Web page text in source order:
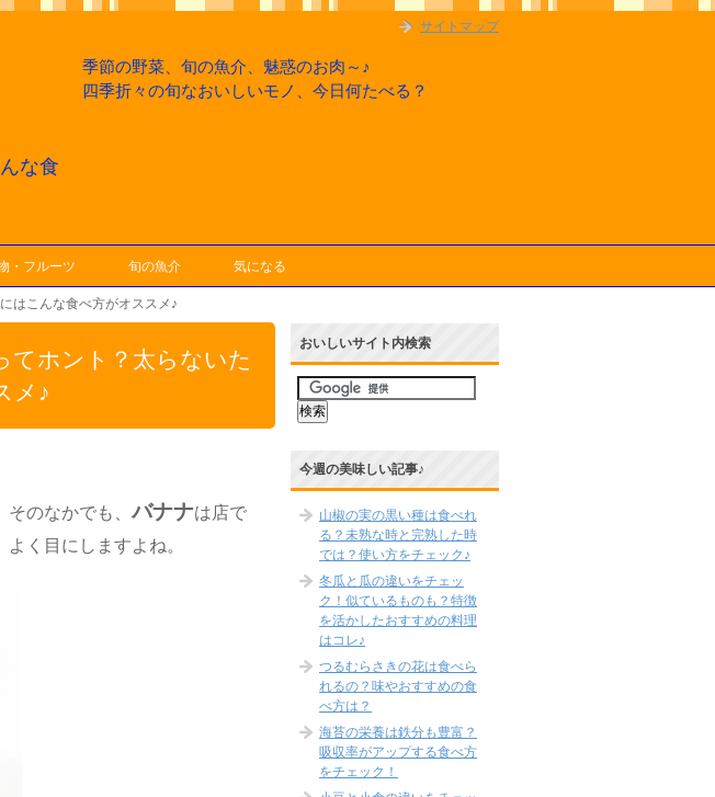
な食
季節の野菜、旬の魚介、魅惑のお肉～♪
四季折々の旬なおいしいモノ、今日何たべる？
・フルーツ 旬の魚介 気になる
はこんな食べ方がオススメ♪
てホント？太らないた
メ♪
そのなかでも、バナナは店で
く目にしますよね。
おいしいサイト内検索
今週の美味しい記事♪
山椒の実の黒い種は食べれ
る？未熟な時と完熟した時
では？使い方をチェック♪
冬瓜と瓜の違いをチェッ
ク！似ているものも？特徴
を活かしたおすすめの料理
はコレ♪
つるむらさきの花は食べら
れるの？味やおすすめの食
べ方は？
海苔の栄養は鉄分も豊富？
吸収率がアップする食べ方
をチェック！
サイトマップ